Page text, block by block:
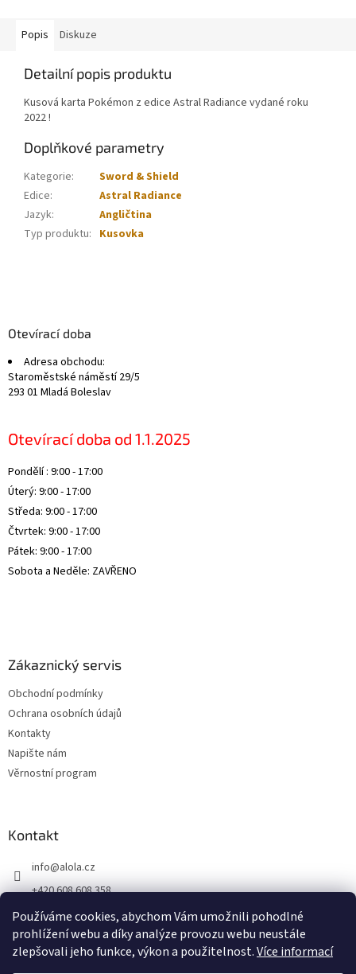
Používáme cookies, abychom Vám umožnili pohodlné
prohlížení webu a díky analýze provozu webu neustále
zlepšovali jeho funkce, výkon a použitelnost.Více informací
Popis Diskuze
Detailní popis produktu
Kusová karta Pokémon z edice Astral Radiance vydané roku
2022 !
Doplňkové parametry
Kategorie:
Sword & Shield
Edice:
Astral Radiance
Jazyk:
Angličtina
Typ produktu: Kusovka
Otevírací doba
Adresa obchodu:
Staroměstské náměstí 29/5
293 01 Mladá Boleslav
Otevírací doba od 1.1.2025
Pondělí : 9:00 - 17:00
Úterý: 9:00 - 17:00
Středa: 9:00 - 17:00
Čtvrtek: 9:00 - 17:00
Pátek: 9:00 - 17:00
Sobota a Neděle: ZAVŘENO
Zákaznický servis
Obchodní podmínky
Ochrana osobních údajů
Kontakty
Napište nám
Věrnostní program
Kontakt
info@alola.cz
+420 608 608 358
https://www.facebook.com/alolaCZ
alola.cz/